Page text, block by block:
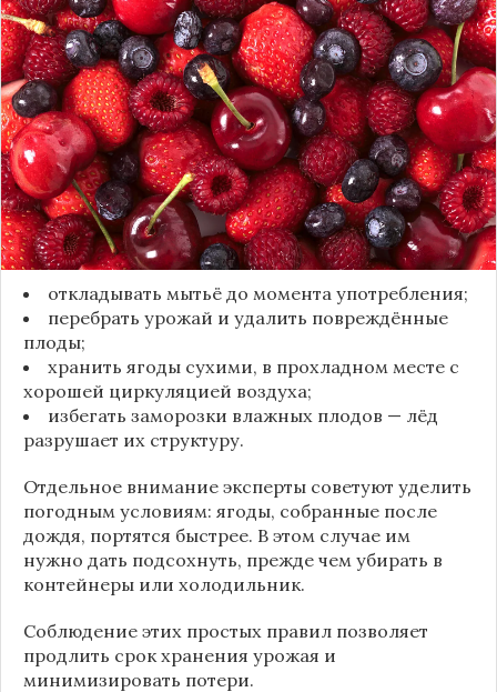
полной потерей урожая. Как отмечает канал
«Сделай сам», на поверхности плодов есть
естественный восковой налёт, который играет
роль природного барьера. Он защищает ягоды
от пересыхания, бактерий и плесени. При
смывании этого слоя плоды быстро начинают
темнеть, покрываться налётом и терять вкус.
Чтобы ягоды сохранили свежесть, специалисты
рекомендуют:
откладывать мытьё до момента употребления;
перебрать урожай и удалить повреждённые
плоды;
хранить ягоды сухими, в прохладном месте с
хорошей циркуляцией воздуха;
избегать заморозки влажных плодов — лёд
разрушает их структуру.
Отдельное внимание эксперты советуют уделить
погодным условиям: ягоды, собранные после
дождя, портятся быстрее. В этом случае им
нужно дать подсохнуть, прежде чем убирать в
контейнеры или холодильник.
Соблюдение этих простых правил позволяет
продлить срок хранения урожая и
минимизировать потери.